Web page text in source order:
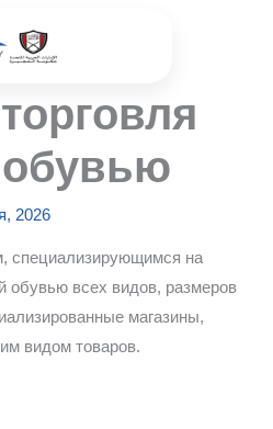
2026
специализирующимся на
обувью всех видов, размеров
магазины,
видом товаров.